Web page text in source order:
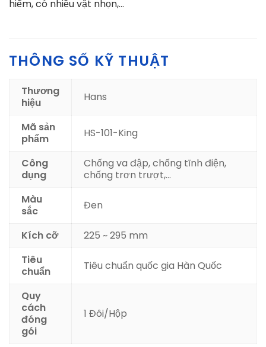
hiểm, có nhiều vật nhọn,…
THÔNG SỐ KỸ THUẬT
Thương
hiệu
Hans
Mã sản
phẩm
HS-101-King
Công
dụng
Chống va đập, chống tĩnh điện,
chống trơn trượt,…
Màu
sắc
Đen
Kích cỡ
225 ~ 295 mm
Tiêu
chuẩn
Tiêu chuẩn quốc gia Hàn Quốc
Quy
cách
đóng
gói
1 Đôi/Hộp